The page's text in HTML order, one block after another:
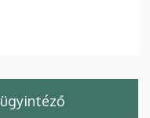
ügyintéző